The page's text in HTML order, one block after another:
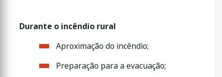
Durante o incêndio rural
Aproximação do incêndio;
Preparação para a evacuação;